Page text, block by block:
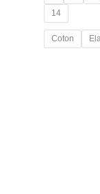
14
Coton